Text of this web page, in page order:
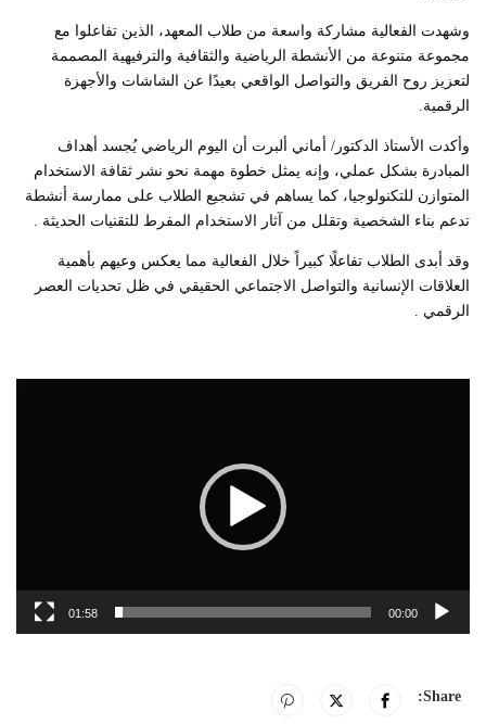
وشهدت الفعالية مشاركة واسعة من طلاب المعهد، الذين تفاعلوا مع
مجموعة متنوعة من الأنشطة الرياضية والثقافية والترفيهية المصممة
لتعزيز روح الفريق والتواصل الواقعي بعيدًا عن الشاشات والأجهزة
الرقمية.
وأكدت الأستاذ الدكتور/ أماني ألبرت أن اليوم الرياضي يُجسد أهداف
المبادرة بشكل عملي، وإنه يمثل خطوة مهمة نحو نشر ثقافة الاستخدام
المتوازن للتكنولوجيا، كما يساهم في تشجيع الطلاب على ممارسة أنشطة
تدعم بناء الشخصية وتقلل من آثار الاستخدام المفرط للتقنيات الحديثة .
وقد أبدى الطلاب تفاعلًا كبيراً خلال الفعالية مما يعكس وعيهم بأهمية
العلاقات الإنسانية والتواصل الاجتماعي الحقيقي في ظل تحديات العصر
الرقمي .
00:00
01:58
Share: